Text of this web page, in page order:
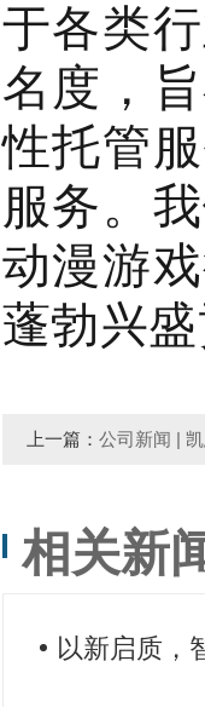
于各类
名度，
性托管
服务。
动漫游
蓬勃兴
上一篇： 公司新闻 |
相关新
以新启质，